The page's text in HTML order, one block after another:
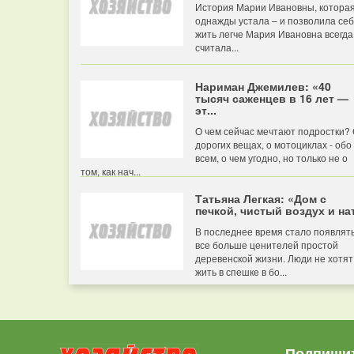
История Марии Ивановны, которая
однажды устала – и позволила
жить легче Мария Ивановна всегда
считала...
Нариман Джемилев: «40
тысяч саженцев в 16 лет —
эт...
О чем сейчас мечтают подростки?
дорогих вещах, о мотоциклах - обо
всем, о чем угодно, но только не о
том, как нач...
Татьяна Легкая: «Дом с
печкой, чистый воздух и
В последнее время стало
все больше ценителей простой
деревенской жизни. Люди не хотят
жить в спешке в бо...